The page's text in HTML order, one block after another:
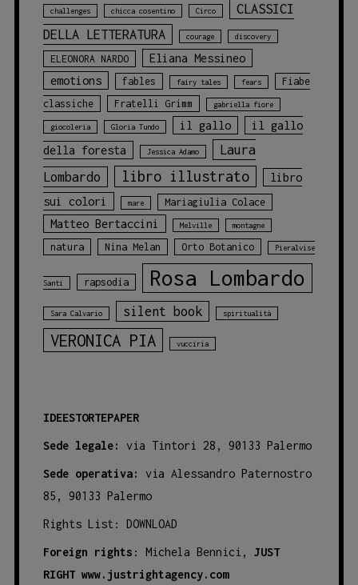
challenges chicca cosentino Circo
CLASSICI
DELLA LETTERATURA
courage discovery
ELEONORA NARDO
Eliana Messineo
emotions
fables fairy tales fears
Fiabe
classiche
Fratelli Grimm gabriella fiore
giocoleria Gloria Tundo il gallo
il gallo
della foresta
Jessica Adamo
Laura
Lombardo
libro illustrato
libro
sui colori
mare Mariagiulia Colace
Matteo Bertaccini Melville montagne
natura Nina Melan Orto Botanico Pieralvise
Santi rapsodia Rosa Lombardo
Sara Calvario silent book spiritualità
VERONICA PIA vucciria
IDEESTORTEPAPER
Sede legale: via Tintori 28, 90133 Palermo
Sede operativa:
via Alessandro Paternostro
85, 90133 Palermo
Rights List: DOWNLOAD
Foreign rights : Michela Bennici, JUST
RIGHT www.justrightagency.com